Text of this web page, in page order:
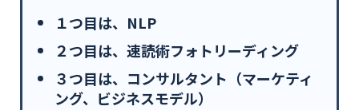
１つ目は、NLP
２つ目は、速読術フォトリーディング
３つ目は、コンサルタント（マーケティ
ング、ビジネスモデル）